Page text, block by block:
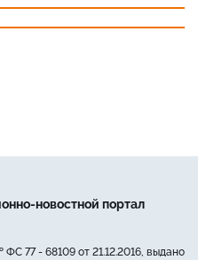
новостной портал
77 - 68109 от 21.12.2016, выдано